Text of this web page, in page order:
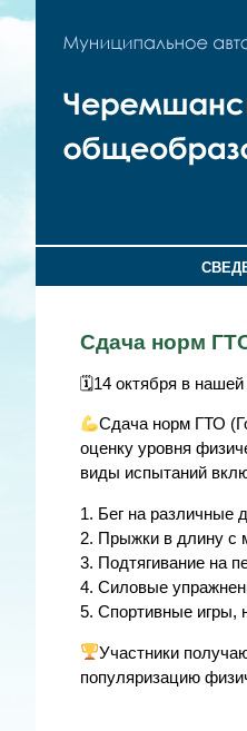
Сдача норм
🗓14 октября в
Сдача норм ГТО
оценку уровня
виды испытаний
1. Бег на различные
2. Прыжки в длину с
3. Подтягивание на
4. Силовые
5. Спортивные игры,
Участники
популяризацию